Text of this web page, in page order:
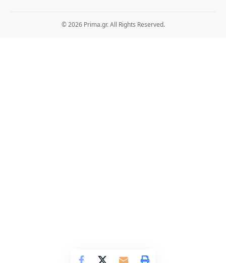
© 2026 Prima.gr. All Rights Reserved.